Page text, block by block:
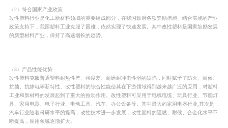
（2）符合国家产业政策
改性塑料行业是化工新材料领域的重要组成部分，在我国政府各项奖励措施、结合实施的产业
政策支持下，我国塑料工业克服了困难，依然实现了快速发展。其中改性塑料是国家鼓励发展
的新型材料产业，保持了高速增长的趋势。
（3）产品性能优势
改性塑料克服普通塑料耐热性差、强度差、耐磨耐冲击性弱的缺陷，同时赋予了防火、耐候、
抗菌、抗静电等新特性。改性塑料的综合性能使其在下游领域得到越来越广泛的应用，对塑料
工业和新材料的发展起到了重大的推动作用。改性塑料可应用于电线电缆、玩具行业、节能灯
具、家用电器、电子行业、电动工具、汽车、办公设备等。其中最大的家用电器行业,其次是
汽车行业随着科研水平的提高，改性技术进一步发展，改性塑料的阻燃、耐候、合金化水平不
断提高，应用领域逐渐扩大。